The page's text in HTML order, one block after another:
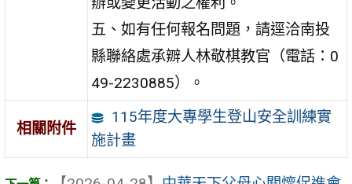
五、如有任何報名問題，請逕洽南投
縣聯絡處承辧人林敬棋教官（電話：0
49-2230885）。
相關附件
115年度大專學生登山安全訓練實
施計畫